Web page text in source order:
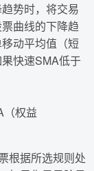
势时，将交易
曲线的下降趋
动平均值（短
快速SMA低于
（权益
根据所选规则处